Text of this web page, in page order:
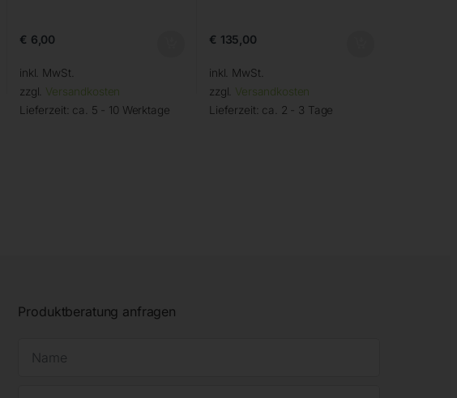
€ 6,00
inkl. MwSt.
zzgl. Versandkosten
Lieferzeit: ca. 5 - 10 Werktage
€ 135,00
inkl. MwSt.
zzgl. Versandkosten
Lieferzeit: ca. 2 - 3 Tage
Produktberatung anfragen